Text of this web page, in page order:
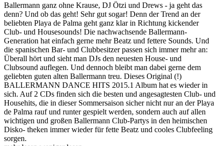
Ballermann ganz ohne Krause, DJ Ötzi und Drews - ja geht das
denn? Und ob das geht! Sehr gut sogar! Denn der Trend an der
beliebten Playa de Palma geht ganz klar in Richtung kickender
Club- und Housesounds! Die nachwachsende Ballermann-
Generation hat einfach gerne mehr Beatz und fettere Sounds. Und
die spanischen Bar- und Clubbesitzer passen sich immer mehr an:
Überall hört und sieht man DJs den neuesten House- und
Clubsound auflegen. Und dennoch bleibt man dabei gerne dem
geliebten guten alten Ballermann treu. Dieses Original (!)
BALLERMANN DANCE HITS 2015.1 Album hat es wieder in
sich. Auf 2 CDs finden sich die besten und angesagtesten Club- und
Househits, die in dieser Sommersaison sicher nicht nur an der Playa
de Palma rauf und runter gespielt werden, sondern auch auf allen
wichtigen und großen Ballermann Club-Partys in den heimischen
Disko- theken immer wieder für fette Beatz und cooles Clubfeeling
sorgen.